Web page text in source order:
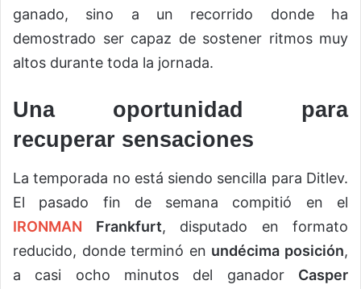
ganado, sino a un recorrido donde ha
demostrado ser capaz de sostener ritmos muy
altos durante toda la jornada.
Una oportunidad para
recuperar sensaciones
La temporada no está siendo sencilla para Ditlev.
El pasado fin de semana compitió en el
IRONMAN Frankfurt, disputado en formato
reducido, donde terminó en undécima posición,
a casi ocho minutos del ganador Casper